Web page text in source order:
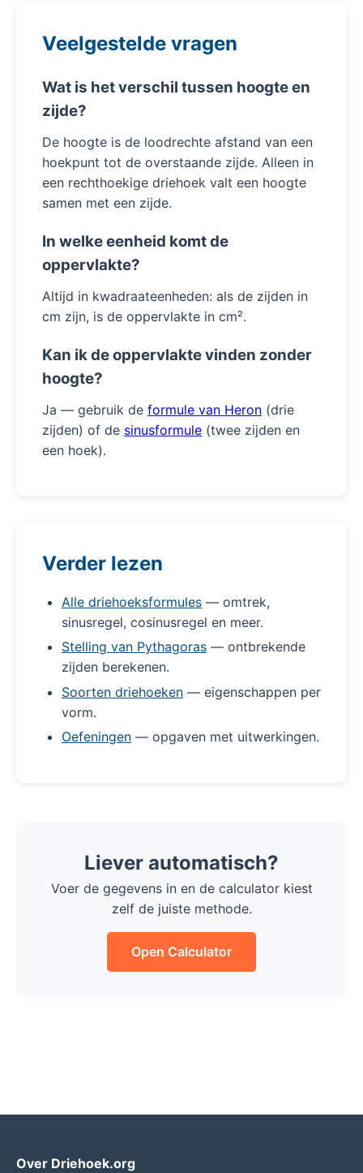
Veelgestelde vragen
Wat is het verschil tussen hoogte en
zijde?
De hoogte is de loodrechte afstand van een
hoekpunt tot de overstaande zijde. Alleen in
een rechthoekige driehoek valt een hoogte
samen met een zijde.
In welke eenheid komt de
oppervlakte?
Altijd in kwadraateenheden: als de zijden in
cm zijn, is de oppervlakte in cm².
Kan ik de oppervlakte vinden zonder
hoogte?
Ja — gebruik de formule van Heron (drie
zijden) of de sinusformule (twee zijden en
een hoek).
Verder lezen
Alle driehoeksformules — omtrek,
sinusregel, cosinusregel en meer.
Stelling van Pythagoras — ontbrekende
zijden berekenen.
Soorten driehoeken — eigenschappen per
vorm.
Oefeningen — opgaven met uitwerkingen.
Liever automatisch?
Voer de gegevens in en de calculator kiest
zelf de juiste methode.
Open Calculator
Over Driehoek.org